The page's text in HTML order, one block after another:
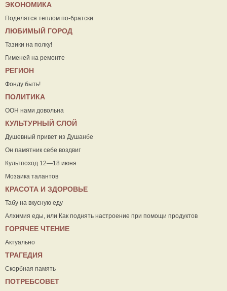
ЭКОНОМИКА
Поделятся теплом по-братски
ЛЮБИМЫЙ ГОРОД
Тазики на полку!
Гименей на ремонте
РЕГИОН
Фонду быть!
ПОЛИТИКА
ООН нами довольна
КУЛЬТУРНЫЙ СЛОЙ
Душевный привет из Душанбе
Он памятник себе воздвиг
Культпоход 12—18 июня
Мозаика талантов
КРАСОТА И ЗДОРОВЬЕ
Табу на вкусную еду
Алхимия еды, или Как поднять настроение при помощи продуктов
ГОРЯЧЕЕ ЧТЕНИЕ
Актуально
ТРАГЕДИЯ
Скорбная память
ПОТРЕБСОВЕТ